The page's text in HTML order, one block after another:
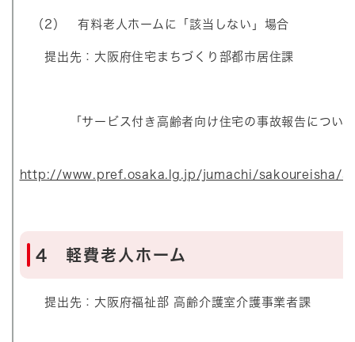
（2） 有料老人ホームに「該当しない」場合
提出先：大阪府住宅まちづくり部都市居住課
「サービス付き高齢者向け住宅の事故報告につい
http://www.pref.osaka.lg.jp/jumachi/sakoureisha/
4 軽費老人ホーム
提出先：大阪府福祉部 高齢介護室介護事業者課